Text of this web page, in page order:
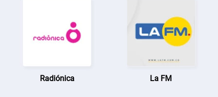
Radiónica La FM